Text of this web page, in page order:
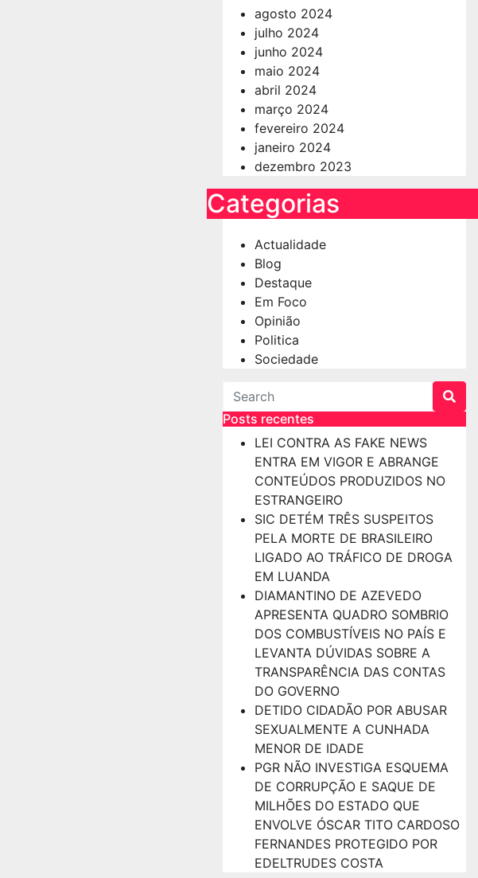
agosto 2024
julho 2024
junho 2024
maio 2024
abril 2024
março 2024
fevereiro 2024
janeiro 2024
dezembro 2023
Categorias
Actualidade
Blog
Destaque
Em Foco
Opinião
Politica
Sociedade
Posts recentes
LEI CONTRA AS FAKE NEWS
ENTRA EM VIGOR E ABRANGE
CONTEÚDOS PRODUZIDOS NO
ESTRANGEIRO
SIC DETÉM TRÊS SUSPEITOS
PELA MORTE DE BRASILEIRO
LIGADO AO TRÁFICO DE DROGA
EM LUANDA
DIAMANTINO DE AZEVEDO
APRESENTA QUADRO SOMBRIO
DOS COMBUSTÍVEIS NO PAÍS E
LEVANTA DÚVIDAS SOBRE A
TRANSPARÊNCIA DAS CONTAS
DO GOVERNO
DETIDO CIDADÃO POR ABUSAR
SEXUALMENTE A CUNHADA
MENOR DE IDADE
PGR NÃO INVESTIGA ESQUEMA
DE CORRUPÇÃO E SAQUE DE
MILHÕES DO ESTADO QUE
ENVOLVE ÓSCAR TITO CARDOSO
FERNANDES PROTEGIDO POR
EDELTRUDES COSTA